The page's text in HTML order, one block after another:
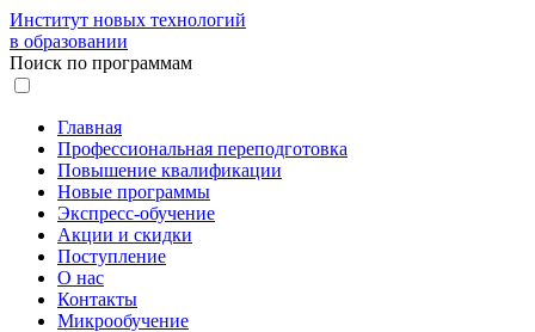
Институт новых технологий
в образовании
Поиск по программам
Главная
Профессиональная переподготовка
Повышение квалификации
Новые программы
Экспресс-обучение
Акции и скидки
Поступление
О нас
Контакты
Микрообучение